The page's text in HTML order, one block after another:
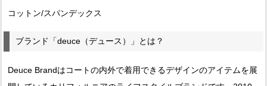
コットン/スパンデックス
ブランド「deuce（デュース）」とは？
Deuce Brandはコートの内外で着用できるデザインのアイテムを展